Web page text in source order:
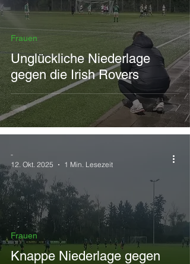
Unglückliche Niederlage
gegen die Irish Rovers
Frauen
Knappe Niederlage gegen
Frauen
-
12. Okt. 2025
1 Min. Lesezeit